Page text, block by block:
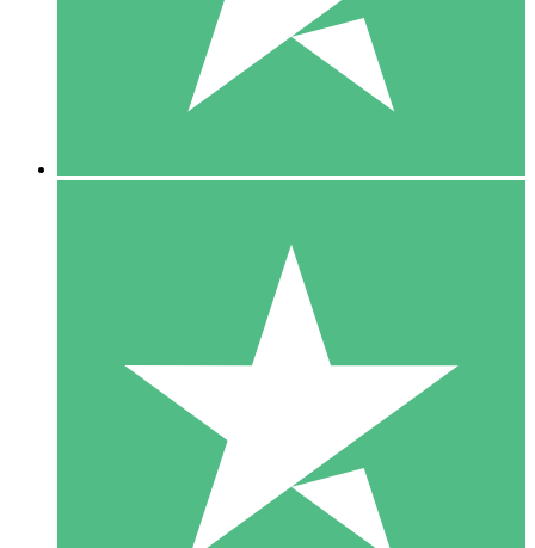
10 00
10 Descargas
20 00